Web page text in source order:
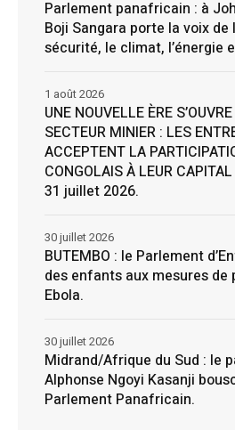
Parlement panafricain : à
Boji Sangara porte la voix de
sécurité, le climat, l’énergie
UNE NOUVELLE ÈRE
SECTEUR MINIER : LES
ACCEPTENT LA
CONGOLAIS À LEUR
31 juillet 2026.
1 août 2026
BUTEMBO : le Parlement
des enfants aux mesures
Ebola.
30 juillet 2026
Midrand/Afrique du Sud : le
Alphonse Ngoyi Kasanji
Parlement Panafricain.
30 juillet 2026